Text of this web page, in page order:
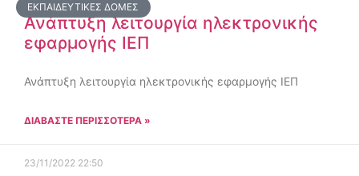
ΕΚΠΑΙΔΕΥΤΙΚΈΣ ΔΟΜΈΣ
Ανάπτυξη λειτουργία ηλεκτρονικής
εφαρμογής ΙΕΠ
Ανάπτυξη λειτουργία ηλεκτρονικής εφαρμογής ΙΕΠ
ΔΙΑΒΑΣΤΕ ΠΕΡΙΣΣΟΤΕΡΑ »
23/11/2022 22:50